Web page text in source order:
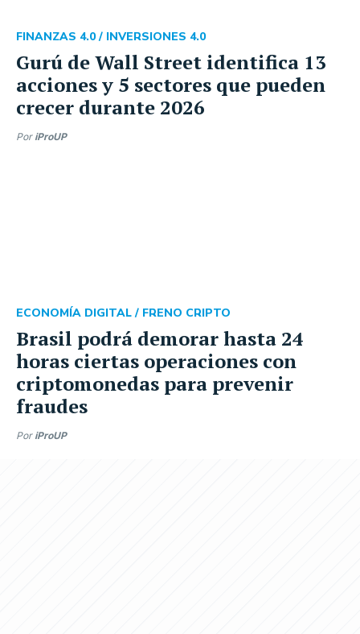
Gurú de Wall Street identifica 13
acciones y 5 sectores que pueden
crecer durante 2026
FINANZAS 4.0 / INVERSIONES 4.0
Por iProUP
Brasil podrá demorar hasta 24
horas ciertas operaciones con
criptomonedas para prevenir
fraudes
ECONOMÍA DIGITAL / FRENO CRIPTO
Por iProUP